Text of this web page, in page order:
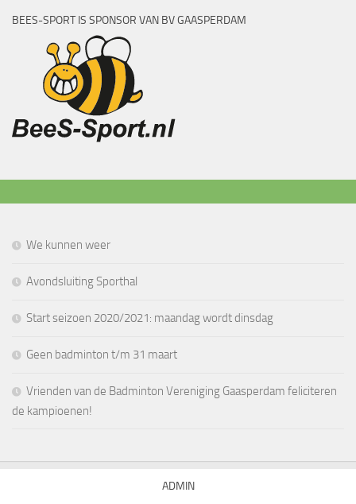
BEES-SPORT IS SPONSOR VAN BV GAASPERDAM
We kunnen weer
Avondsluiting Sporthal
Start seizoen 2020/2021: maandag wordt dinsdag
Geen badminton t/m 31 maart
Vrienden van de Badminton Vereniging Gaasperdam feliciteren
de kampioenen!
ADMIN